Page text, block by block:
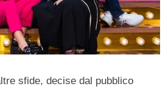
sfide, decise dal pubblico